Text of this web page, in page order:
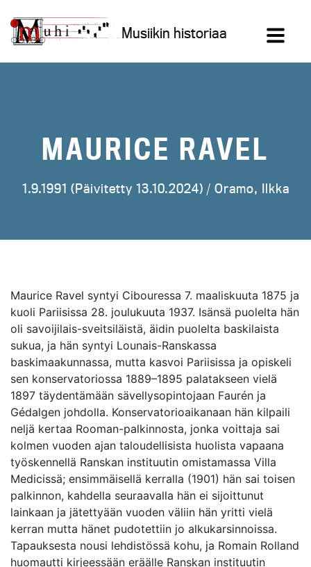
sisältöön
Musiikin historiaa
MAURICE RAVEL
1.9.1991 (Päivitetty 13.10.2024) / Oramo, Ilkka
Maurice Ravel syntyi Cibouressa 7. maaliskuuta 1875 ja
kuoli Pariisissa 28. joulukuuta 1937. Isänsä puolelta hän
oli savoijilais-sveitsiläistä, äidin puolelta baskilaista
sukua, ja hän syntyi Lounais-Ranskassa
baskimaakunnassa, mutta kasvoi Pariisissa ja opiskeli
sen konservatoriossa 1889–1895 palatakseen vielä
1897 täydentämään sävellysopintojaan Faurén ja
Gédalgen johdolla. Konservatorioaikanaan hän kilpaili
neljä kertaa Rooman-palkinnosta, jonka voittaja sai
kolmen vuoden ajan taloudellisista huolista vapaana
työskennellä Ranskan instituutin omistamassa Villa
Medicissä; ensimmäisellä kerralla (1901) hän sai toisen
palkinnon, kahdella seuraavalla hän ei sijoittunut
lainkaan ja jätettyään vuoden väliin hän yritti vielä
kerran mutta hänet pudotettiin jo alkukarsinnoissa.
Tapauksesta nousi lehdistössä kohu, ja Romain Rolland
huomautti kirjeessään eräälle Ranskan instituutin